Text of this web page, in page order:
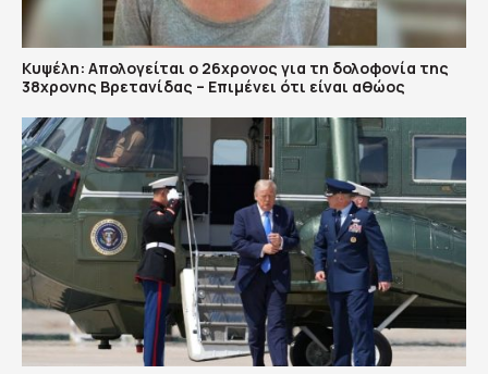
Κυψέλη: Απολογείται ο 26χρονος για τη δολοφονία της
38χρονης Βρετανίδας – Επιμένει ότι είναι αθώος